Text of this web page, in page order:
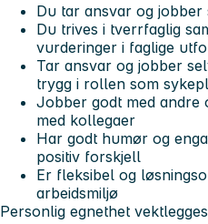
Du tar ansvar og jobber
Du trives i tverrfaglig
vurderinger i faglige
Tar ansvar og jobber
trygg i rollen som
Jobber godt med andre
med kollegaer
Har godt humør og
positiv forskjell
Er fleksibel og
arbeidsmiljø
Personlig egnethet vektlegges